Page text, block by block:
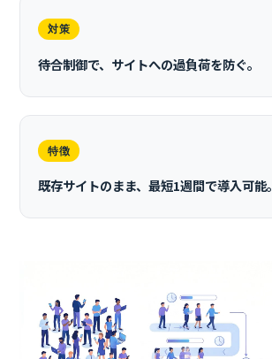
対策
待合制御で、サイトへの過負荷を防ぐ。
特徴
既存サイトのまま、最短1週間で導入可能。